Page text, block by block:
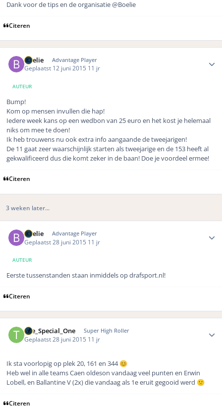
Dank voor de tips en de organisatie @Boelie
Citeren
Boelie Advantage Player
Geplaatst 12 juni 2015 11 jr
AUTEUR
Bump!
Kom op mensen invullen die hap!
Iedere week kans op een wedbon van 25 euro en het kost je helemaal
niks om mee te doen!
Ik heb trouwens nu ook extra info aangaande de tweejarigen!
De 11 gaat zeer waarschijnlijk starten als tweejarige en de 153 heeft al
gekwalificeerd dus die komt zeker in de baan! Doe je voordeel ermee!
Citeren
3 weken later...
Boelie Advantage Player
Geplaatst 28 juni 2015 11 jr
AUTEUR
Eerste tussenstanden staan inmiddels op drafsport.nl!
Citeren
The_Special_One Super High Roller
Geplaatst 28 juni 2015 11 jr
Ik sta voorlopig op plek 20, 161 en 344 😊
Heb wel in alle teams Caen oldeson vandaag veel punten en Erwin
Lobell, en Ballantine V (2x) die vandaag als 1e eruit gegooid werd 🙁
Citeren